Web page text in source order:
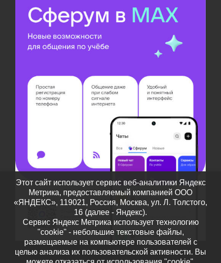
Этот сайт использует сервис веб-аналитики Яндекс
Метрика, предоставляемый компанией ООО
«ЯНДЕКС», 119021, Россия, Москва, ул. Л. Толстого,
16 (далее - Яндекс).
Сервис Яндекс Метрика использует технологию
"cookie" - небольшие текстовые файлы,
размещаемые на компьютере пользователей с
целью анализа их пользовательской активности. Вы